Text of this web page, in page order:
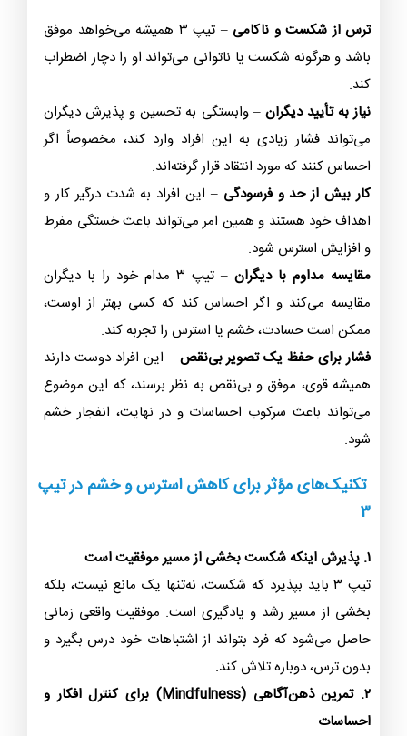
ترس از شکست و ناکامی
– تیپ ۳ همیشه می‌خواهد موفق
باشد و هرگونه شکست یا ناتوانی می‌تواند او را دچار اضطراب
کند.
نیاز به تأیید دیگران – وابستگی به تحسین و پذیرش دیگران
می‌تواند فشار زیادی به این افراد وارد کند، مخصوصاً اگر
احساس کنند که مورد انتقاد قرار گرفته‌اند.
کار بیش از حد و فرسودگی – این افراد به شدت درگیر کار و
اهداف خود هستند و همین امر می‌تواند باعث خستگی مفرط
و افزایش استرس شود.
مقایسه مداوم با دیگران
– تیپ ۳ مدام خود را با دیگران
مقایسه می‌کند و اگر احساس کند که کسی بهتر از اوست،
ممکن است حسادت، خشم یا استرس را تجربه کند.
فشار برای حفظ یک تصویر بی‌نقص – این افراد دوست دارند
همیشه قوی، موفق و بی‌نقص به نظر برسند، که این موضوع
می‌تواند باعث سرکوب احساسات و در نهایت، انفجار خشم
شود.
تکنیک‌های مؤثر برای کاهش استرس و خشم در تیپ
۳
۱. پذیرش اینکه شکست بخشی از مسیر موفقیت است
تیپ ۳ باید بپذیرد که شکست، نه‌تنها یک مانع نیست، بلکه
بخشی از مسیر رشد و یادگیری است. موفقیت واقعی زمانی
حاصل می‌شود که فرد بتواند از اشتباهات خود درس بگیرد و
بدون ترس، دوباره تلاش کند.
۲. تمرین ذهن‌آگاهی (Mindfulness) برای کنترل افکار و
احساسات